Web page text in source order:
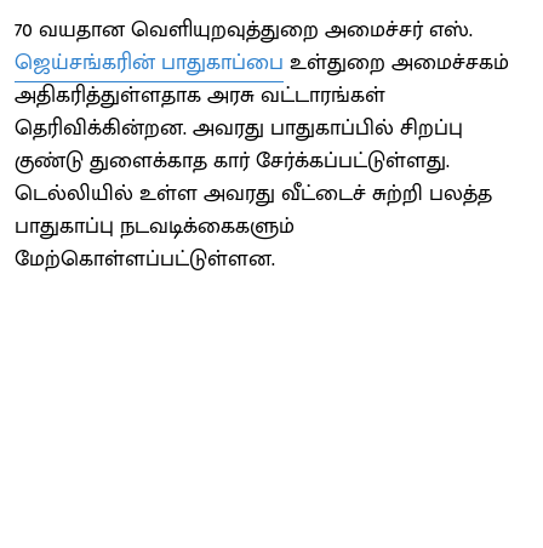
70 வயதான வெளியுறவுத்துறை அமைச்சர் எஸ்.
ஜெய்சங்கரின் பாதுகாப்பை உள்துறை அமைச்சகம்
அதிகரித்துள்ளதாக அரசு வட்டாரங்கள்
தெரிவிக்கின்றன. அவரது பாதுகாப்பில் சிறப்பு
குண்டு துளைக்காத கார் சேர்க்கப்பட்டுள்ளது.
டெல்லியில் உள்ள அவரது வீட்டைச் சுற்றி பலத்த
பாதுகாப்பு நடவடிக்கைகளும்
மேற்கொள்ளப்பட்டுள்ளன.